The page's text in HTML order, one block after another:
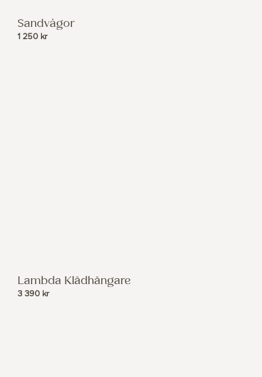
Sandvågor
1 250 kr
Lambda Klädhängare
3 390 kr